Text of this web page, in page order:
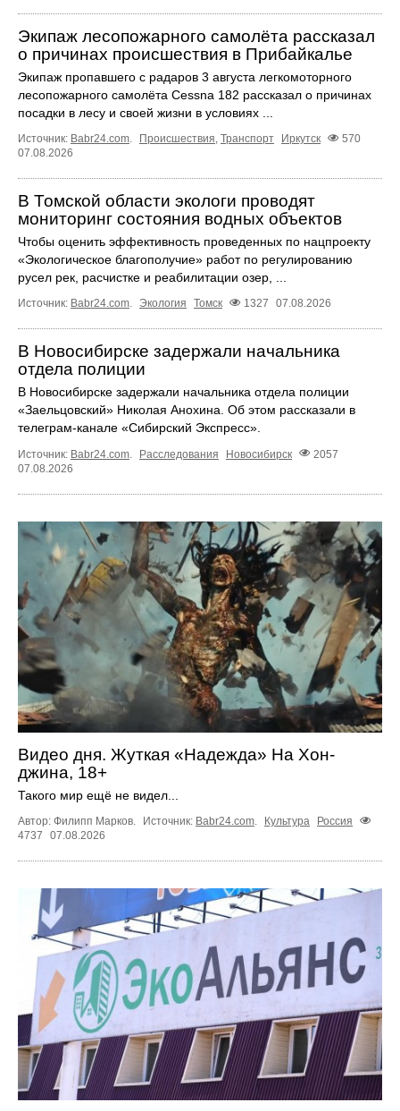
Экипаж лесопожарного самолёта рассказал
о причинах происшествия в Прибайкалье
Экипаж пропавшего с радаров 3 августа легкомоторного
лесопожарного самолёта Cessna 182 рассказал о причинах
посадки в лесу и своей жизни в условиях ...
Источник: Babr24.com. Происшествия, Транспорт Иркутск
570
07.08.2026
В Томской области экологи проводят
мониторинг состояния водных объектов
Чтобы оценить эффективность проведенных по нацпроекту
«Экологическое благополучие» работ по регулированию
русел рек, расчистке и реабилитации озер, ...
Источник: Babr24.com. Экология Томск 1327 07.08.2026
В Новосибирске задержали начальника
отдела полиции
В Новосибирске задержали начальника отдела полиции
«Заельцовский» Николая Анохина. Об этом рассказали в
телеграм-канале «Сибирский Экспресс».
Источник: Babr24.com Расследования Новосибирск
2057
07.08.2026
Видео дня. Жуткая «Надежда» На Хон-
джина, 18+
Такого мир ещё не видел...
Автор: Филипп Марков. Источник: Babr24.com. Культура
Россия
4737
07.08.2026